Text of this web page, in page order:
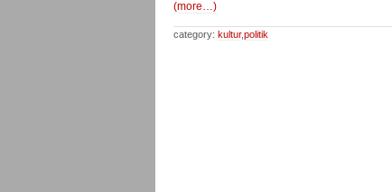
(more…)
category: kultur,politik